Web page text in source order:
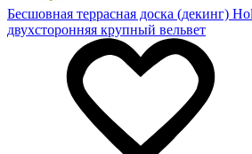
Бесшовная террасная доска (декинг)
двухсторонняя крупный вельвет